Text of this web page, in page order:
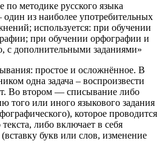
методике русского языка
из наиболее употребительных
используется: при обучении
при обучении орфографии и
с дополнительными заданиями»
простое и осложнённое. В
одна задача – воспроизвести
Во втором — списывание либо
того или иного языкового задания
которое проводится
либо включает в себя
букв или слов, изменение